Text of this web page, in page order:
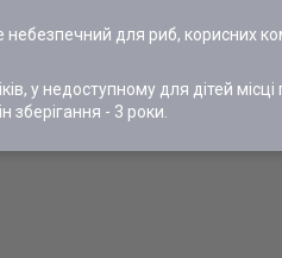
для риб, корисних
у недоступному для дітей
- 3 роки.